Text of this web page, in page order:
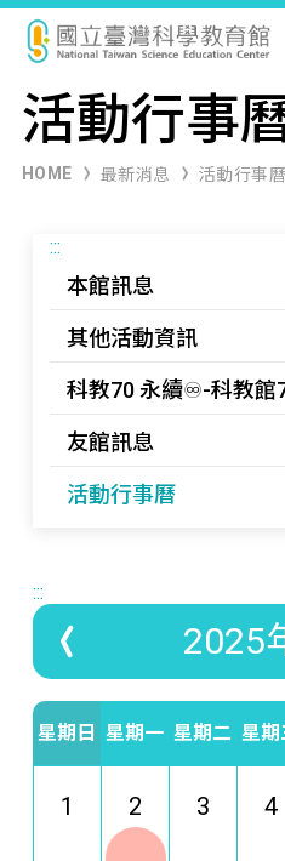
活動行事
HOME 最新消息 活動行事曆
:::
本館訊息
其他活動資訊
科教70 永續♾️-科教館
友館訊息
活動行事曆
:::
2025
星期日 星期一 星期二 星期
1 2 3 4